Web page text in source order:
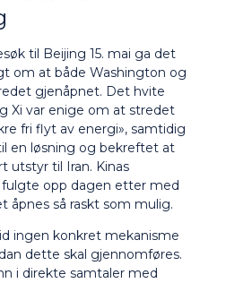
til Beijing 15. mai ga det
om at både Washington og
gjenåpnet. Det hvite
Xi var enige om at stredet
fri flyt av energi», samtidig
en løsning og bekreftet at
utstyr til Iran. Kinas
opp dagen etter med
åpnes så raskt som mulig.
ingen konkret mekanisme
dette skal gjennomføres.
i direkte samtaler med